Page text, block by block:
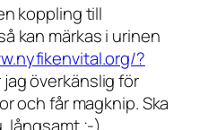
koppling till
kan märkas i urinen
?
jag överkänslig för
och får magknip. Ska
långsamt ;-)